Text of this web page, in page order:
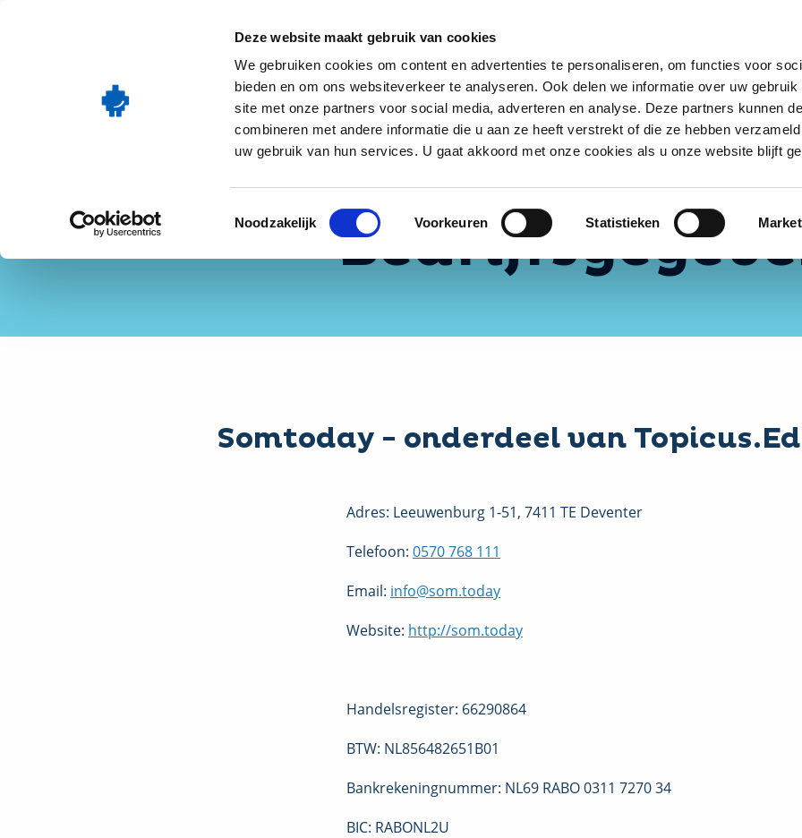
Deze website maakt gebruik van cookies
We gebruiken cookies om content en advertenties te personaliseren, om functies voor
bieden en om ons websiteverkeer te analyseren. Ook delen we informatie over uw gebruik
site met onze partners voor social media, adverteren en analyse. Deze partners kunnen
combineren met andere informatie die u aan ze heeft verstrekt of die ze hebben
uw gebruik van hun services. U gaat akkoord met onze cookies als u onze website blijft
Toestemmingsselectie
Noodzakelijk Voorkeuren Statistieken
Somtoday - onderdeel van
Adres: Leeuwenburg 1-51, 7411 TE Deventer
Telefoon: 0570 768 111
Email: info@som.today
Website: http://som.today
Handelsregister: 66290864
BTW: NL856482651B01
Bankrekeningnummer: NL69 RABO 0311 7270 34
BIC: RABONL2U